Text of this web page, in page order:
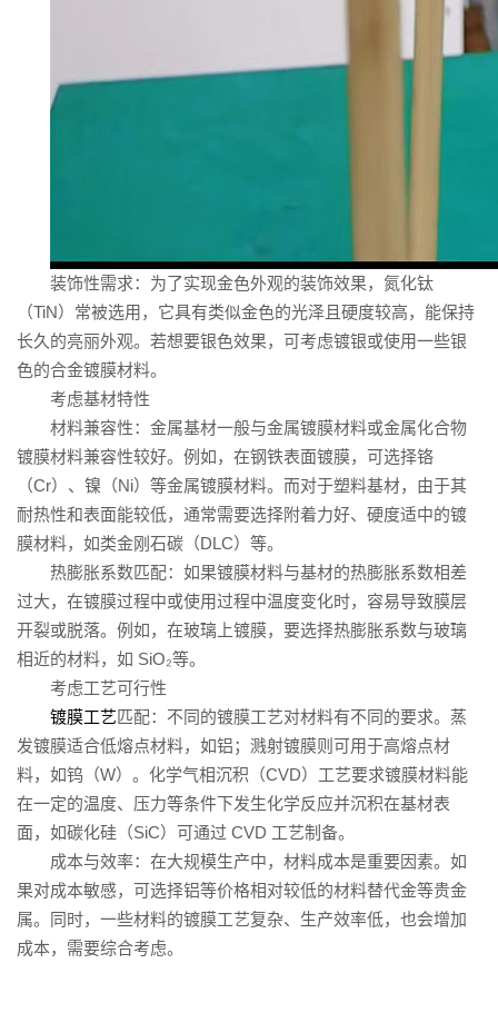
装饰性需求：为了实现金色外观的装饰效果，氮化钛
（TiN）常被选用，它具有类似金色的光泽且硬度较高，能保持
长久的亮丽外观。若想要银色效果，可考虑镀银或使用一些银
色的合金镀膜材料。
考虑基材特性
材料兼容性：金属基材一般与金属镀膜材料或金属化合物
镀膜材料兼容性较好。例如，在钢铁表面镀膜，可选择铬
（Cr）、镍（Ni）等金属镀膜材料。而对于塑料基材，由于其
耐热性和表面能较低，通常需要选择附着力好、硬度适中的镀
膜材料，如类金刚石碳（DLC）等。
热膨胀系数匹配：如果镀膜材料与基材的热膨胀系数相差
过大，在镀膜过程中或使用过程中温度变化时，容易导致膜层
开裂或脱落。例如，在玻璃上镀膜，要选择热膨胀系数与玻璃
相近的材料，如 SiO₂等。
考虑工艺可行性
镀膜工艺匹配：不同的镀膜工艺对材料有不同的要求。蒸
发镀膜适合低熔点材料，如铝；溅射镀膜则可用于高熔点材
料，如钨（W）。化学气相沉积（CVD）工艺要求镀膜材料能
在一定的温度、压力等条件下发生化学反应并沉积在基材表
面，如碳化硅（SiC）可通过 CVD 工艺制备。
成本与效率：在大规模生产中，材料成本是重要因素。如
果对成本敏感，可选择铝等价格相对较低的材料替代金等贵金
属。同时，一些材料的镀膜工艺复杂、生产效率低，也会增加
成本，需要综合考虑。